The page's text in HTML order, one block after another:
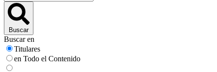
Buscar
Buscar en
Titulares
en Todo el Contenido